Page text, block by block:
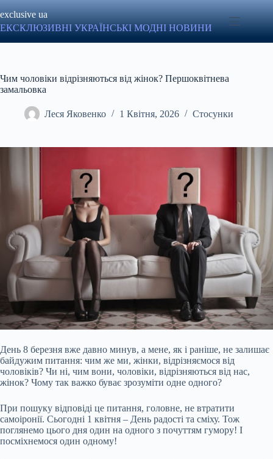
до
вмісту
exclusive ua
ЕКСКЛЮЗИВНІ УКРАЇНСЬКІ МОДНІ НОВИНИ
Чим чоловіки відрізняються від жінок? Першоквітнева
замальовка
Леся Яковенко 1 Квітня, 2026 Стосунки
День 8 березня вже давно минув, а мене, як і раніше, не залишає
байдужим питання: чим же ми, жінки, відрізняємося від
чоловіків? Чи ні, чим вони, чоловіки, відрізняються від нас,
жінок? Чому так важко буває зрозуміти одне одного?
При пошуку відповіді це питання, головне, не втратити
самоіронії. Сьогодні 1 квітня – День радості та сміху. Тож
поглянемо цього дня один на одного з почуттям гумору! І
посміхнемося один одному!